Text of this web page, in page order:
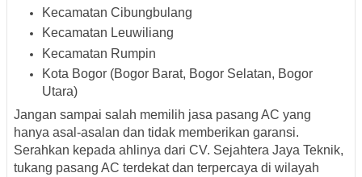
Kecamatan Cibungbulang
Kecamatan Leuwiliang
Kecamatan Rumpin
Kota Bogor (Bogor Barat, Bogor Selatan, Bogor
Utara)
Jangan sampai salah memilih jasa pasang AC yang
hanya asal-asalan dan tidak memberikan garansi.
Serahkan kepada ahlinya dari CV. Sejahtera Jaya Teknik,
tukang pasang AC terdekat dan terpercaya di wilayah